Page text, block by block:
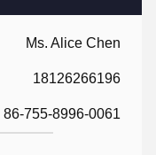
Ms. Alice Chen
18126266196
86-755-8996-0061